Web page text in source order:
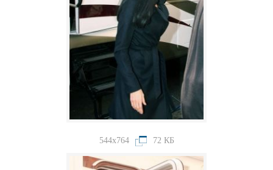
544x764 72 КБ